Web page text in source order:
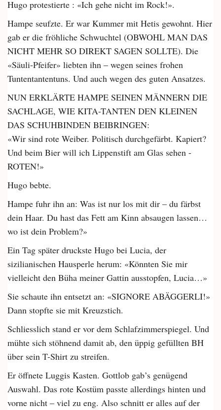
Hugo protestierte : «Ich gehe nicht im Rock!».
Hampe seufzte. Er war Kummer mit Hetis gewohnt. Hier
gab er die fröhliche Schwuchtel (OBWOHL MAN DAS
NICHT MEHR SO DIREKT SAGEN SOLLTE). Die
«Säuli-Pfeifer» liebten ihn – wegen seines frohen
Tuntentantentuns. Und auch wegen des guten Ansatzes.
NUN ERKLÄRTE HAMPE SEINEN MÄNNERN DIE
SACHLAGE, WIE KITA-TANTEN DEN KLEINEN
DAS SCHUHBINDEN BEIBRINGEN:
«Wir sind rote Weiber. Politisch durchgefärbt. Kapiert?
Und beim Bier will ich Lippenstift am Glas sehen -
ROTEN!»
Hugo bebte.
Hampe fuhr ihn an: Was ist nur los mit dir – du färbst
dein Haar. Du hast das Fett am Kinn absaugen lassen…
wo ist dein Problem?»
Ein Tag später druckste Hugo bei Lucia, der
sizilianischen Hausperle herum: «Könnten Sie mir
vielleicht den Büha meiner Gattin ausstopfen, Lucia…»
Sie schaute ihn entsetzt an: «SIGNORE ABÄGGERLI!»
Dann stopfte sie mit Kreuzstich.
Schliesslich stand er vor dem Schlafzimmerspiegel. Und
mühte sich stöhnend damit ab, den üppig gefüllten BH
über sein T-Shirt zu streifen.
Er öffnete Luggis Kasten. Gottlob gab’s genügend
Auswahl. Das rote Kostüm passte allerdings hinten und
vorne nicht – viel zu eng. Also schnitt er alles auf der